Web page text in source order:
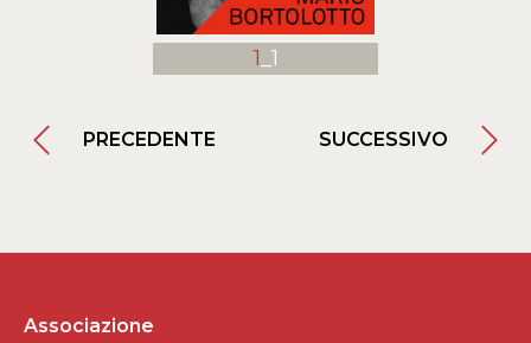
1 _1
PRECEDENTE SUCCESSIVO
Associazione